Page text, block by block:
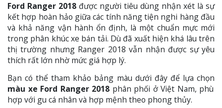
Ford Ranger 2018 được người tiêu dùng nhận xét là sự
kết hợp hoàn hảo giữa các tính năng tiện nghi hàng đầu
và khả năng vận hành ổn định, là một chuẩn mực mới
trong phân khúc xe bán tải. Dù đã xuất hiện khá lâu trên
thị trường nhưng Ranger 2018 vẫn nhận được sự yêu
thích rất lớn nhờ mức giá hợp lý.
Bạn có thể tham khảo bảng màu dưới đây để lựa chọn
màu xe Ford Ranger 2018 phân phối ở Việt Nam, phù
hợp với gu cá nhân và hợp mệnh theo phong thủy.